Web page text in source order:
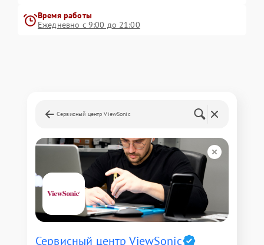
Время работы
Ежедневно с 9:00 до 21:00
Сервисный центр ViewSonic
Сервисный центр ViewSonic